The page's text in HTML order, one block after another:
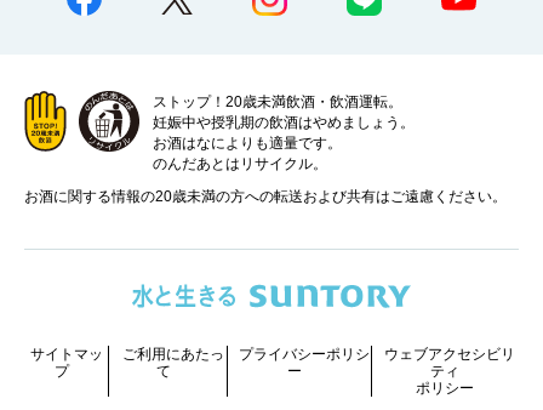
ストップ！20歳未満飲酒・飲酒運転。
妊娠中や授乳期の飲酒はやめましょう。
お酒はなによりも適量です。
のんだあとはリサイクル。
お酒に関する情報の20歳未満の方への転送および共有はご遠慮ください。
サイトマッ
プ
ご利用にあたっ
て
プライバシーポリシ
ー
ウェブアクセシビリ
ティ
ポリシー